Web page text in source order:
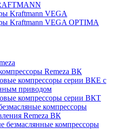
Kraftmann VEGA
Kraftmann VEGA OPTIMA
Remeza ВК
компрессоры серии ВКЕ с
приводом
компрессоры серии ВКТ
компрессоры
Remeza ВК
безмаслянные компрессоры